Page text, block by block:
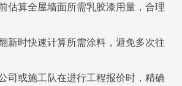
估算全屋墙面所需乳胶漆用量，合理
新时快速计算所需涂料，避免多次往
司或施工队在进行工程报价时，精确